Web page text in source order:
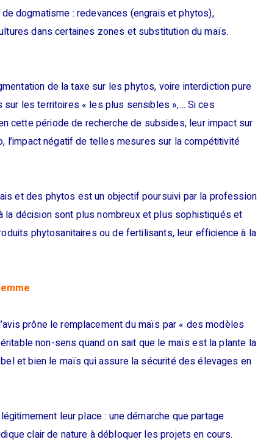
dogmatisme : redevances (engrais et phytos),
dans certaines zones et substitution du maïs.
de la taxe sur les phytos, voire interdiction pure
les territoires « les plus sensibles »,… Si ces
cette période de recherche de subsides, leur impact sur
l’impact négatif de telles mesures sur la compétitivité
et des phytos est un objectif poursuivi par la profession
la décision sont plus nombreux et plus sophistiqués et
phytosanitaires ou de fertilisants, leur efficience à la
prône le remplacement du maïs par « des modèles
non-sens quand on sait que le maïs est la plante la
et bien le maïs qui assure la sécurité des élevages en
leur place : une démarche que partage
clair de nature à débloquer les projets en cours.